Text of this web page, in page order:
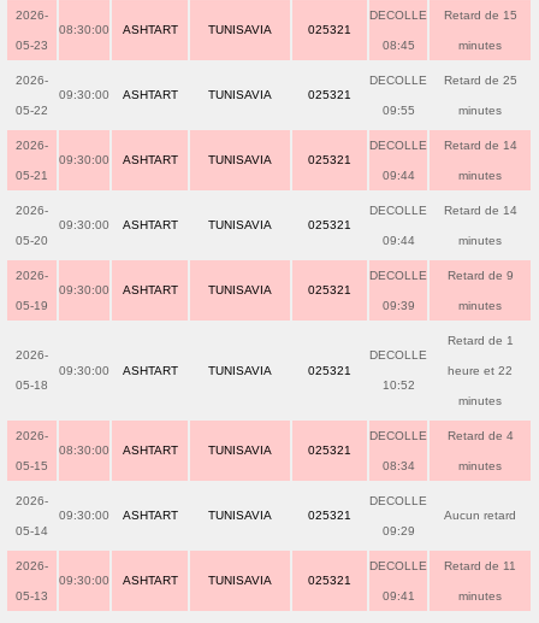
2026-
05-23
08:30:00 ASHTART TUNISAVIA 025321
DECOLLE
08:45
Retard de 15
minutes
2026-
05-22
09:30:00 ASHTART TUNISAVIA 025321
DECOLLE
09:55
Retard de 25
minutes
2026-
05-21
09:30:00 ASHTART TUNISAVIA 025321
DECOLLE
09:44
Retard de 14
minutes
2026-
05-20
09:30:00 ASHTART TUNISAVIA 025321
DECOLLE
09:44
Retard de 14
minutes
2026-
05-19
09:30:00 ASHTART TUNISAVIA 025321
DECOLLE
09:39
Retard de 9
minutes
2026-
05-18
09:30:00 ASHTART TUNISAVIA 025321
DECOLLE
10:52
Retard de 1
heure et 22
minutes
2026-
05-15
08:30:00 ASHTART TUNISAVIA 025321
DECOLLE
08:34
Retard de 4
minutes
2026-
05-14
09:30:00 ASHTART TUNISAVIA 025321
DECOLLE
09:29
Aucun retard
2026-
05-13
09:30:00 ASHTART TUNISAVIA 025321
DECOLLE
09:41
Retard de 11
minutes